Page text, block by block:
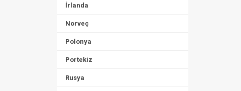
İrlanda
Norveç
Polonya
Portekiz
Rusya